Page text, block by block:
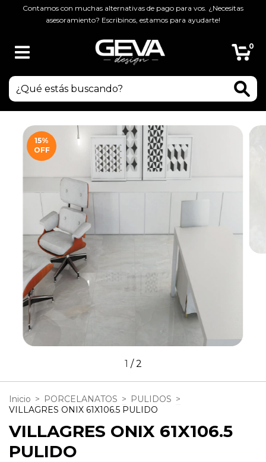
Contamos con muchas alternativas de pago para vos. ¿Necesitas
asesoramiento? Escribinos, estamos para ayudarte!
0
15%
OFF
1 /2
Inicio > PORCELANATOS > PULIDOS >
VILLAGRES ONIX 61X106.5 PULIDO
VILLAGRES ONIX 61X106.5
PULIDO